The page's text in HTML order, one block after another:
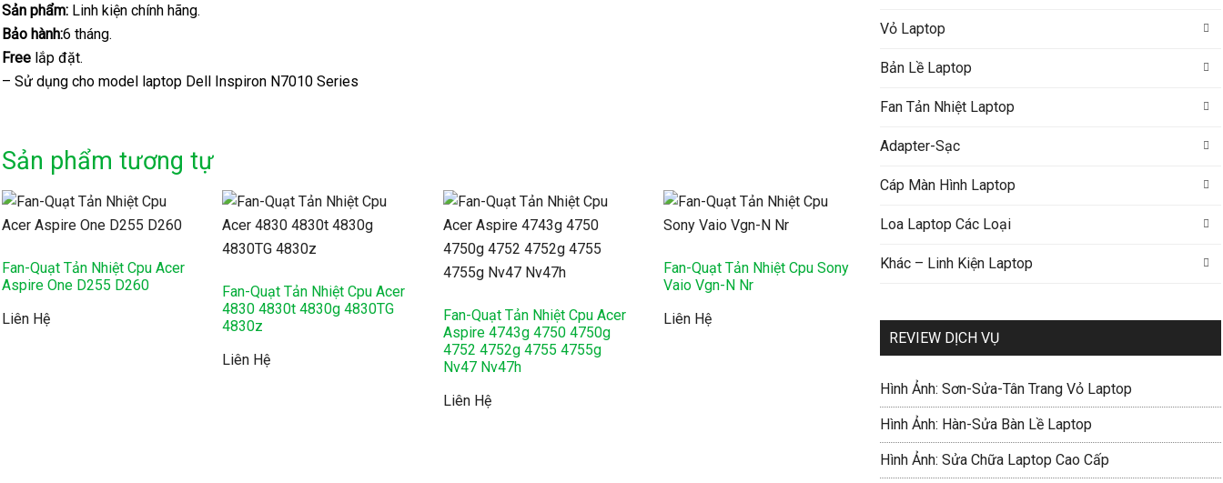
Sản phẩm: Linh kiện chính hãng.
Bảo hành:6 tháng.
Free lắp đặt.
– Sử dụng cho model laptop Dell Inspiron N7010 Series
Sản phẩm tương tự
Fan-Quạt Tản Nhiệt Cpu Acer
Aspire One D255 D260
Liên Hệ
Fan-Quạt Tản Nhiệt Cpu Acer
4830 4830t 4830g 4830TG
4830z
Liên Hệ
Fan-Quạt Tản Nhiệt Cpu Acer
Aspire 4743g 4750 4750g
4752 4752g 4755 4755g
Nv47 Nv47h
Liên Hệ
Fan-Quạt Tản Nhiệt Cpu Sony
Vaio Vgn-N Nr
Liên Hệ
Vỏ Laptop
Bản Lề Laptop
Fan Tản Nhiệt Laptop
Adapter-Sạc
Cáp Màn Hình Laptop
Loa Laptop Các Loại
Khác – Linh Kiện Laptop
REVIEW DỊCH VỤ
Hình Ảnh: Sơn-Sửa-Tân Trang Vỏ Laptop
Hình Ảnh: Hàn-Sửa Bàn Lề Laptop
Hình Ảnh: Sửa Chữa Laptop Cao Cấp